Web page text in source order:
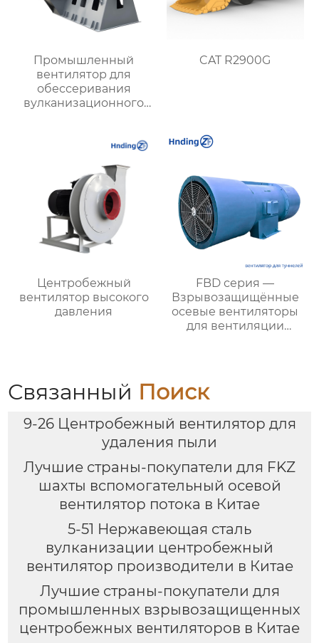
Промышленный
вентилятор для
обессеривания
вулканизационного
CAT R2900G
Центробежный
вентилятор высокого
давления
FBD серия —
Взрывозащищённые
осевые вентиляторы
для вентиляции
решения
Связанный Поиск
9-26 Центробежный вентилятор для
удаления пыли
Лучшие страны-покупатели для FKZ
шахты вспомогательный осевой
вентилятор потока в Китае
5-51 Нержавеющая сталь
вулканизации центробежный
вентилятор производители в Китае
Лучшие страны-покупатели для
промышленных взрывозащищенных
центробежных вентиляторов в Китае